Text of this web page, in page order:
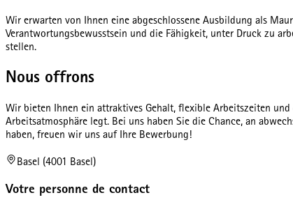
Wir erwarten von Ihnen eine abgeschlossene Ausbildung als
Verantwortungsbewusstsein und die Fähigkeit, unter Druck zu
stellen.
Nous offrons
Wir bieten Ihnen ein attraktives Gehalt, flexible Arbeitszeiten
Arbeitsatmosphäre legt. Bei uns haben Sie die Chance, an
haben, freuen wir uns auf Ihre Bewerbung!
Basel (4001 Basel)
Votre personne de contact